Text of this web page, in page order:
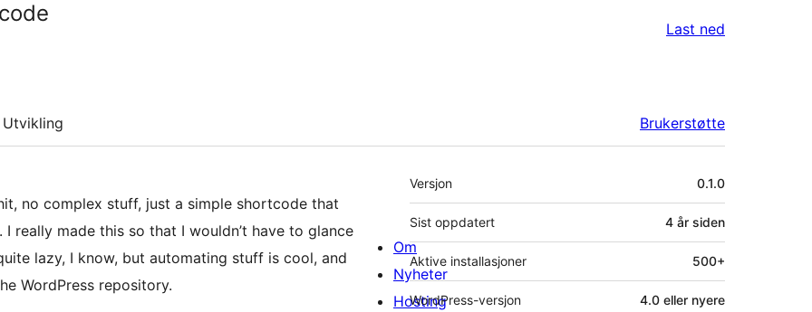
Last ned
Utvikling Brukerstøtte
no complex stuff, just a simple shortcode that
really made this so that I wouldn’t have to glance
lazy, I know, but automating stuff is cool, and
WordPress repository.
Meta
Versjon 0.1.0
Sist oppdatert 4 år siden
Aktive installasjoner 500+
WordPress-versjon 4.0 eller nyere
Om
Nyheter
Hosting